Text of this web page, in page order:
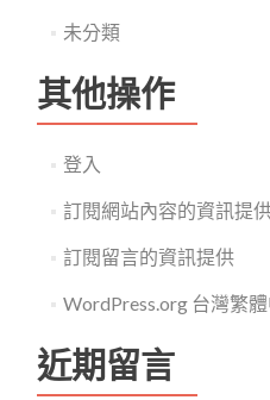
未分類
其他操作
登入
訂閱網站內容的資訊提
訂閱留言的資訊提供
WordPress.org 台灣繁
近期留言